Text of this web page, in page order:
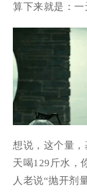
算下来就是：一
想说，这个量
天喝129斤水，
人老说“抛开剂